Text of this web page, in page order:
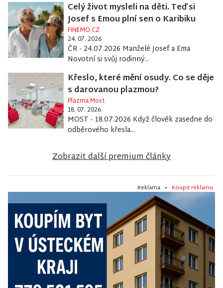
Celý život mysleli na děti. Teď si
Josef s Emou plní sen o Karibiku
FINEMO.CZ
24. 07. 2026
ČR - 24.07.2026 Manželé Josef a Ema
Novotní si svůj rodinný...
Křeslo, které mění osudy. Co se děje
s darovanou plazmou?
Plazma Most
18. 07. 2026
MOST - 18.07.2026 Když člověk zasedne do
odběrového křesla...
Zobrazit další premium články
Reklama • Koupit reklamu